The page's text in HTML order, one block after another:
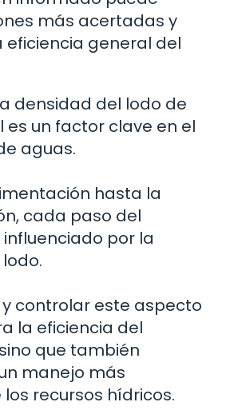
más acertadas y
eficiencia general del
densidad del lodo de
es un factor clave en el
aguas.
hasta la
cada paso del
por la
controlar este aspecto
la eficiencia del
que también
manejo más
recursos hídricos.